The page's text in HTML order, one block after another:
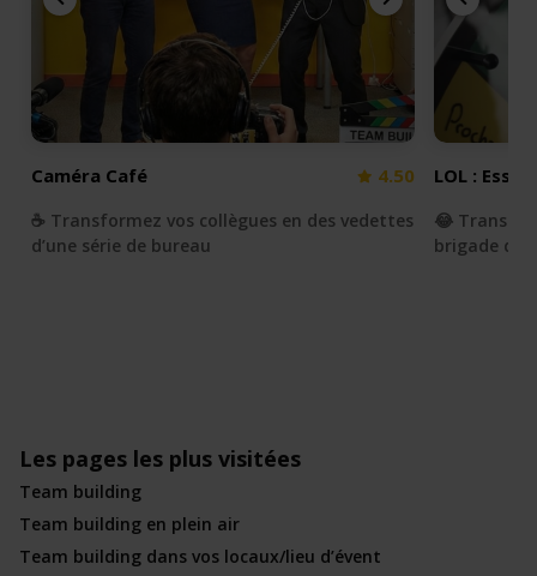
Caméra Café 4.50
☕️ Transformez vos collègues en des vedettes
d’une série de bureau
LOL :
😂
brigade du
Les pages les plus visitées
Team building
Team building en plein air
Team building dans vos locaux/lieu d’évent